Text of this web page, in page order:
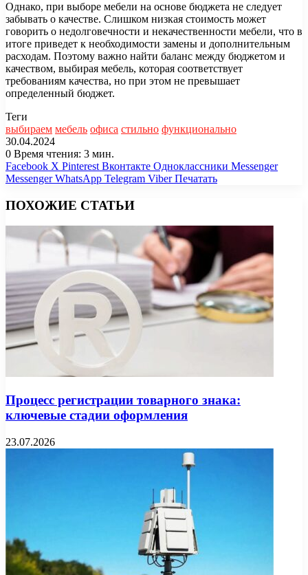
Однако, при выборе мебели на основе бюджета не следует
забывать о качестве. Слишком низкая стоимость может
говорить о недолговечности и некачественности мебели, что в
итоге приведет к необходимости замены и дополнительным
расходам. Поэтому важно найти баланс между бюджетом и
качеством, выбирая мебель, которая соответствует
требованиям качества, но при этом не превышает
определенный бюджет.
Теги
выбираем мебель офиса стильно функционально
30.04.2024
0 Время чтения: 3 мин.
Facebook X Pinterest Вконтакте Одноклассники Messenger
Messenger WhatsApp Telegram Viber Печатать
ПОХОЖИЕ СТАТЬИ
Процесс регистрации товарного знака:
ключевые стадии оформления
23.07.2026